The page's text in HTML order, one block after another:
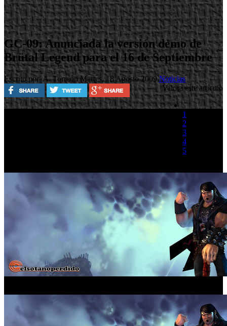
GC-09: Anunciada la versión demo de
Brütal Legend para el 16 de Septiembre
Escrito por A. TorreónMartes, 18 Agosto 2009Noticias
Valora este artículo
1
2
3
4
5
Electronic Arts y Double Fine, han confirmado